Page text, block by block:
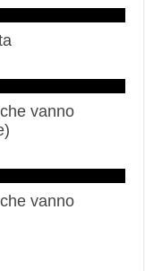
vanno
vanno